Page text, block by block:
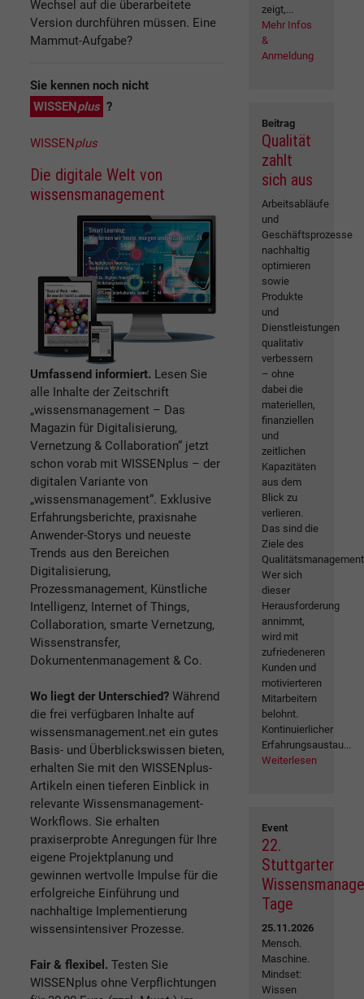
Wechsel auf die überarbeitete
Version durchführen müssen. Eine
Mammut-Aufgabe?
Sie kennen noch nicht
WISSENplus ?
WISSENplus
Die digitale Welt von
wissensmanagement
Umfassend informiert. Lesen Sie
alle Inhalte der Zeitschrift
„wissensmanagement – Das
Magazin für Digitalisierung,
Vernetzung & Collaboration“ jetzt
schon vorab mit WISSENplus – der
digitalen Variante von
„wissensmanagement“. Exklusive
Erfahrungsberichte, praxisnahe
Anwender-Storys und neueste
Trends aus den Bereichen
Digitalisierung,
Prozessmanagement, Künstliche
Intelligenz, Internet of Things,
Collaboration, smarte Vernetzung,
Wissenstransfer,
Dokumentenmanagement & Co.
Wo liegt der Unterschied? Während
die frei verfügbaren Inhalte auf
wissensmanagement.net ein gutes
Basis- und Überblickswissen bieten,
erhalten Sie mit den WISSENplus-
Artikeln einen tieferen Einblick in
relevante Wissensmanagement-
Workflows. Sie erhalten
praxiserprobte Anregungen für Ihre
eigene Projektplanung und
gewinnen wertvolle Impulse für die
erfolgreiche Einführung und
nachhaltige Implementierung
wissensintensiver Prozesse.
Fair & flexibel. Testen Sie
WISSENplus ohne Verpflichtungen
zeigt,...
Mehr Infos
&
Anmeldung
Beitrag
Qualität
zahlt
sich aus
Arbeitsabläufe
und
Geschäftsprozesse
nachhaltig
optimieren
sowie
Produkte
und
Dienstleistungen
qualitativ
verbessern
– ohne
dabei die
materiellen,
finanziellen
und
zeitlichen
Kapazitäten
aus dem
Blick zu
verlieren.
Das sind die
Ziele des
Wer sich
dieser
Herausforderung
annimmt,
wird mit
zufriedeneren
Kunden und
motivierteren
Mitarbeitern
belohnt.
Kontinuierlicher
Erfahrungsaustau...
Weiterlesen
Event
22.
Stuttgarter
Tage
25.11.2026
Mensch.
Maschine.
Mindset:
Wissen